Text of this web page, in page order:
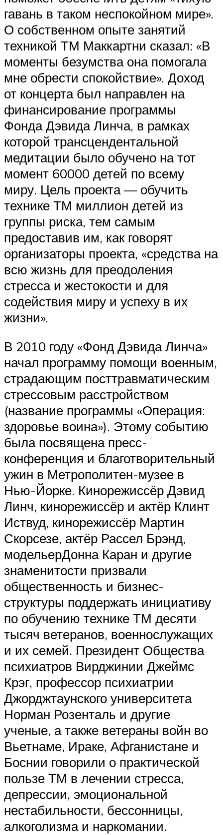
гавань в таком неспокойном мире».
О собственном опыте занятий
техникой ТМ Маккартни сказал: «В
моменты безумства она помогала
мне обрести спокойствие». Доход
от концерта был направлен на
финансирование программы
Фонда Дэвида Линча, в рамках
которой трансцендентальной
медитации было обучено на тот
момент 60000 детей по всему
миру. Цель проекта — обучить
технике ТМ миллион детей из
группы риска, тем самым
предоставив им, как говорят
организаторы проекта, «средства на
всю жизнь для преодоления
стресса и жестокости и для
содействия миру и успеху в их
жизни».
В 2010 году «Фонд Дэвида Линча»
начал программу помощи военным,
страдающим посттравматическим
стрессовым расстройством
(название программы «Операция:
здоровье воина»). Этому событию
была посвящена пресс-
конференция и благотворительный
ужин в Метрополитен-музее в
Нью-Йорке. Кинорежиссёр Дэвид
Линч, кинорежиссёр и актёр Клинт
Иствуд, кинорежиссёр Мартин
Скорсезе, актёр Рассел Брэнд,
модельерДонна Каран и другие
знаменитости призвали
общественность и бизнес-
структуры поддержать инициативу
по обучению технике ТМ десяти
тысяч ветеранов, военнослужащих
и их семей. Президент Общества
психиатров Вирджинии Джеймс
Крэг, профессор психиатрии
Джорджтаунского университета
Норман Розенталь и другие
ученые, а также ветераны войн во
Вьетнаме, Ираке, Афганистане и
Боснии говорили о практической
пользе ТМ в лечении стресса,
депрессии, эмоциональной
нестабильности, бессонницы,
алкоголизма и наркомании.